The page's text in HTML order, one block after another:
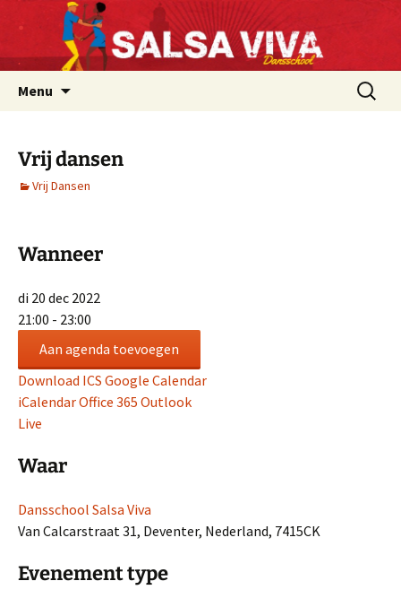
naar
de
inhoud
.
.
Menu
Zoeken
naar:
Vrij dansen
Vrij Dansen
Wanneer
di 20 dec 2022
21:00 - 23:00
Aan agenda toevoegen
Download ICS Google Calendar
iCalendarOffice 365 Outlook
Live
Waar
Dansschool Salsa Viva
Van Calcarstraat 31, Deventer, Nederland, 7415CK
Evenement type